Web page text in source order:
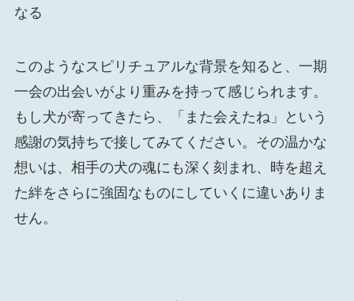
なる
このようなスピリチュアルな背景を知ると、一期
一会の出会いがより重みを持って感じられます。
もし犬が寄ってきたら、「また会えたね」という
感謝の気持ちで接してみてください。その温かな
想いは、相手の犬の魂にも深く刻まれ、時を超え
た絆をさらに強固なものにしていくに違いありま
せん。